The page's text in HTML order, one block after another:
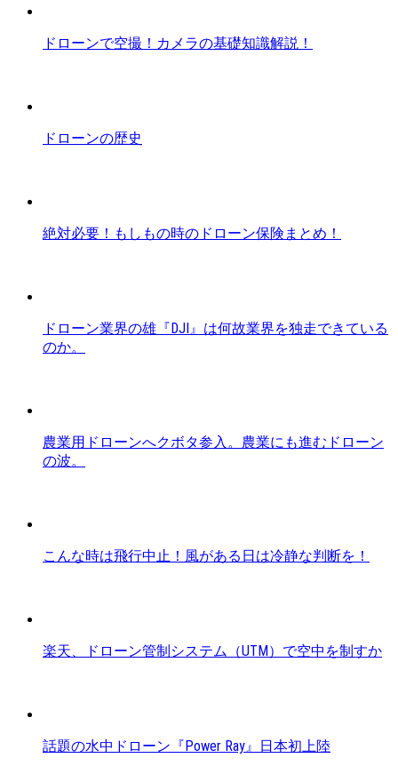
ドローンで空撮！カメラの基礎知識解説！
ドローンの歴史
絶対必要！もしもの時のドローン保険まとめ！
ドローン業界の雄『DJI』は何故業界を独走できている
のか。
農業用ドローンへクボタ参入。農業にも進むドローン
の波。
こんな時は飛行中止！風がある日は冷静な判断を！
楽天、ドローン管制システム（UTM）で空中を制すか
話題の水中ドローン『Power Ray』日本初上陸